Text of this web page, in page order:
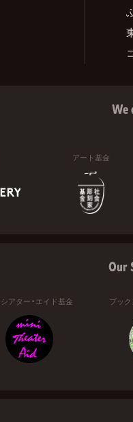
We
アート基金
Our
アター・エイド基金 ブッ